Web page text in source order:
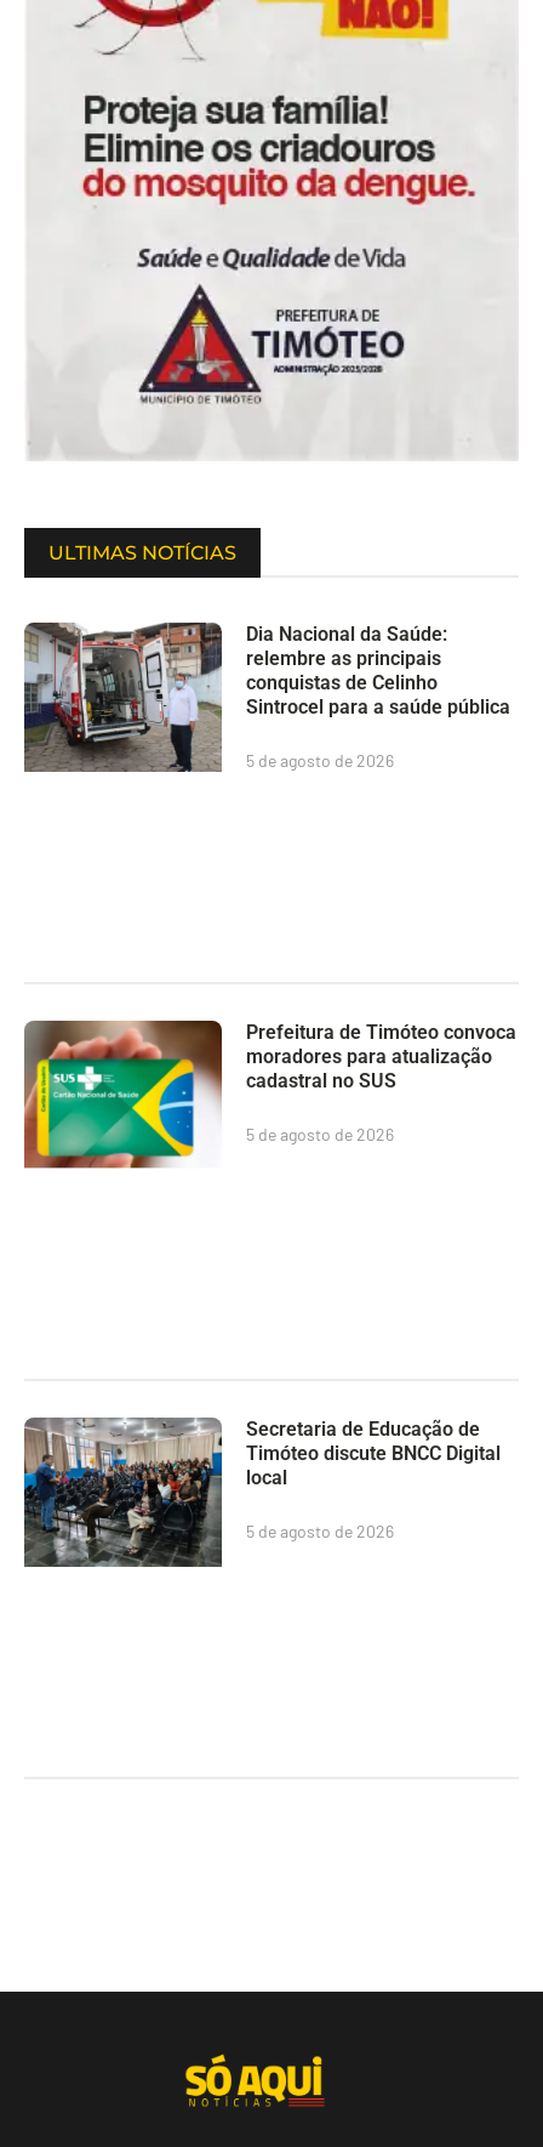
ULTIMAS NOTÍCIAS
Dia Nacional da Saúde:
relembre as principais
conquistas de Celinho
Sintrocel para a saúde pública
5 de agosto de 2026
Prefeitura de Timóteo convoca
moradores para atualização
cadastral no SUS
5 de agosto de 2026
Secretaria de Educação de
Timóteo discute BNCC Digital
local
5 de agosto de 2026